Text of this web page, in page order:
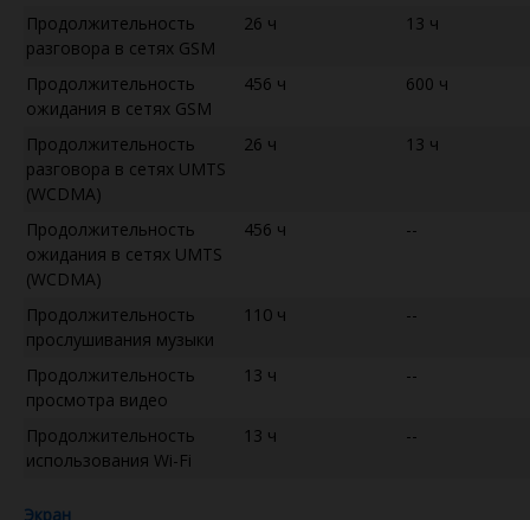
Продолжительность
разговора в сетях GSM
26 ч 13 ч
Продолжительность
ожидания в сетях GSM
456 ч 600 ч
Продолжительность
разговора в сетях UMTS
(WCDMA)
26 ч 13 ч
Продолжительность
ожидания в сетях UMTS
(WCDMA)
456 ч --
Продолжительность
прослушивания музыки
110 ч --
Продолжительность
просмотра видео
13 ч --
Продолжительность
использования Wi-Fi
13 ч --
Экран